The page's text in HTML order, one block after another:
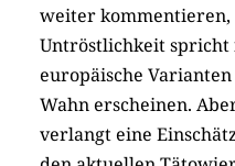
weiter kommentieren,
Untröstlichkeit spricht
europäische
Wahn erscheinen.
verlangt eine